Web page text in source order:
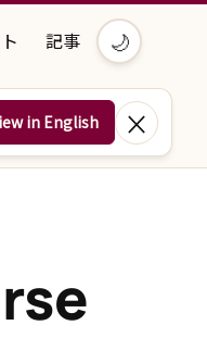
記事 🌙
in English ×